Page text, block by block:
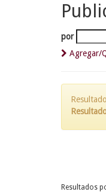
por
Agregar/
Resultados